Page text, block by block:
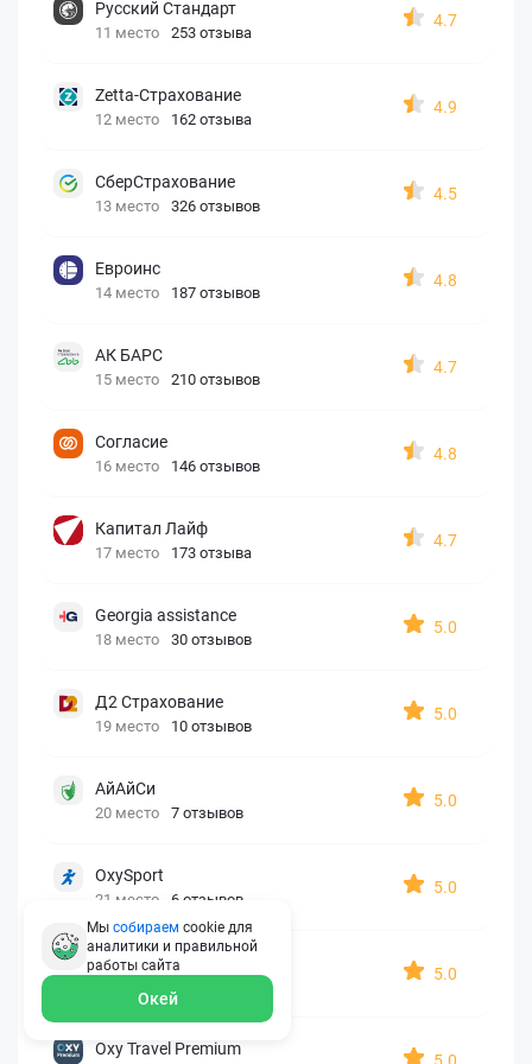
Русский Стандарт
11 место 253 отзыва
4.7
Zetta-Страхование
12 место 162 отзыва
4.9
СберСтрахование
13 место 326 отзывов
4.5
Евроинс
14 место 187 отзывов
4.8
АК БАРС
15 место 210 отзывов
4.7
Согласие
16 место 146 отзывов
4.8
Капитал Лайф
17 место 173 отзыва
4.7
Georgia assistance
18 место 30 отзывов
5.0
Д2 Страхование
19 место 10 отзывов
5.0
АйАйСи
20 место 7 отзывов
5.0
OxySport
21 место 6 отзывов
5.0
ERGO AXA
5.0
Oxy Travel Premium
5.0
Мы собираем cookie для
аналитики и правильной
работы сайта
Окей